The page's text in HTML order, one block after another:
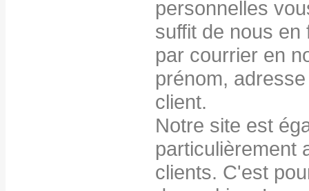
personnelles
suffit de nous en
par courrier en
prénom,
client.
Notre site est
particulièrement
clients. C'est